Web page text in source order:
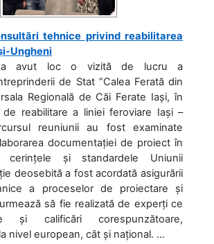
tehnice privind reabilitarea
Ungheni
a avut loc o vizită de lucru a
de Stat ”Calea Ferată din
Regională de Căi Ferate Iași, în
reabilitare a liniei feroviare Iași –
reuniunii au fost examinate
documentației de proiect în
cerințele și standardele Uniunii
deosebită a fost acordată asigurării
a proceselor de proiectare și
să fie realizată de experți ce
și calificări corespunzătoare,
nivel european, cât și național. ...